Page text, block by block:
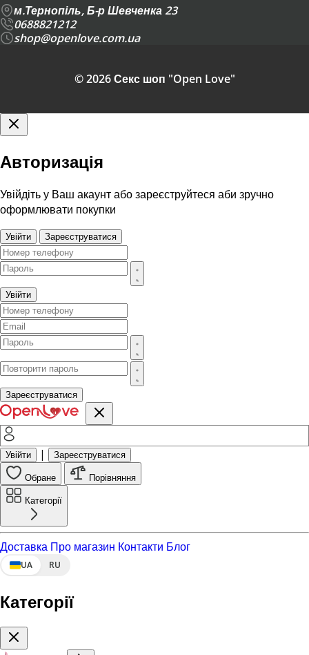
м.Тернопіль, Б-р Шевченка 23
0688821212
shop@openlove.com.ua
© 2026 Секс шоп "Open Love"
Авторизація
Увійдіть у Ваш акаунт або зареєструйтеся аби зручно
оформлювати покупки
Увійти Зареєструватися
Увійти
Зареєструватися
Увійти | Зареєструватися
Обране Порівняння
Категорії
Доставка Про магазин Контакти Блог
UA RU
Категорії